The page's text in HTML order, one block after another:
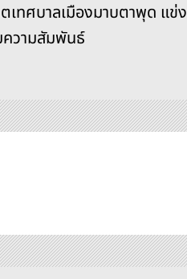
เทศบาลเมืองมาบตาพุด แข่ง
ความสัมพันธ์